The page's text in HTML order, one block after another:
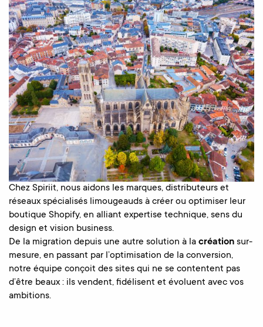
Chez Spiriit, nous aidons les marques, distributeurs et
réseaux spécialisés limougeauds à créer ou optimiser leur
boutique Shopify, en alliant expertise technique, sens du
design et vision business.
De la migration depuis une autre solution à la création sur-
mesure, en passant par l’optimisation de la conversion,
notre équipe conçoit des sites qui ne se contentent pas
d’être beaux : ils vendent, fidélisent et évoluent avec vos
ambitions.